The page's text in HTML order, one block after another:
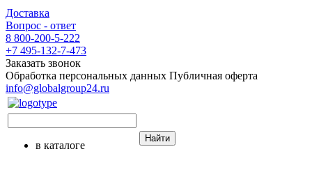
Доставка
Вопрос - ответ
8 800-200-5-222
+7 495-132-7-473
Заказать звонок
Обработка персональных данных Публичная оферта
info@globalgroup24.ru
в каталоге
Найти